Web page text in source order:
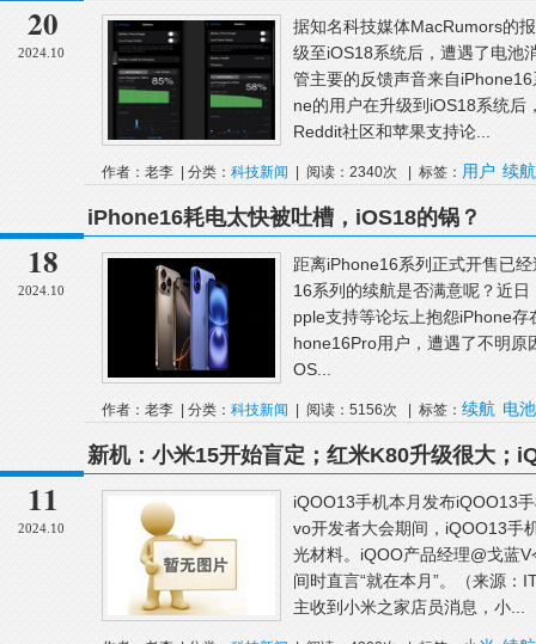
20
2024.10
据知名科技媒体MacRumors的
级至iOS18系统后，遭遇了电池
管主要的反馈声音来自
ne的用户在升级到iOS18系统后
Reddit社区和苹果支持论...
作者：老李 | 分类： 科技新闻 | 阅读：2340次 | 标签： 用户 续航
18
2024.10
iPhone16耗电太快被吐槽，iOS18的锅？
距离iPhone16系列正式开售已
16系列的续航是否满意呢？近
pple支持等论坛上抱怨iPhone
hone16Pro用户，遭遇了不明原
OS...
作者：老李 | 分类： 科技新闻 | 阅读：5156次 | 标签： 续航 电池
11
2024.10
新机：小米15开始盲定；红米K80升级很大；
发这个黑科技
iQOO13手机本月发布iQOO13
vo开发者大会期间，iQOO13手
光材料。iQOO产品经理@戈蓝
间时直言“就在本月”。（来源
主收到小米之家店员消息，小...